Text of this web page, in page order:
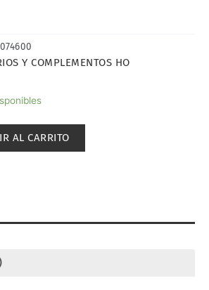
Y COMPLEMENTOS HO
AL CARRITO